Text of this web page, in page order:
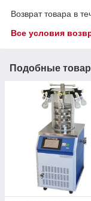
Возврат товара в
Все условия
Подобные